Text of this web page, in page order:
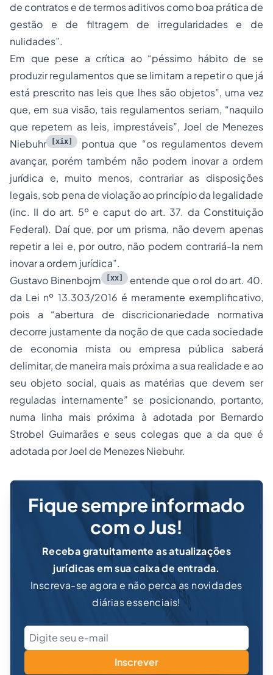
de contratos e de termos aditivos como boa prática de
gestão e de filtragem de irregularidades e de
nulidades”.
Em que pese a crítica ao “péssimo hábito de se
produzir regulamentos que se limitam a repetir o que já
está prescrito nas leis que lhes são objetos”, uma vez
que, em sua visão, tais regulamentos seriam, “naquilo
que repetem as leis, imprestáveis”, Joel de Menezes
Niebuhr
[xix] pontua que “os regulamentos devem
avançar, porém também não podem inovar a ordem
jurídica e, muito menos, contrariar as disposições
legais, sob pena de violação ao princípio da legalidade
(inc. II do art. 5º e caput do art. 37. da Constituição
Federal). Daí que, por um prisma, não devem apenas
repetir a lei e, por outro, não podem contrariá-la nem
inovar a ordem jurídica”.
Gustavo Binenbojm
[xx]
entende que o rol do art. 40.
da Lei nº 13.303/2016 é meramente exemplificativo,
pois a “abertura de discricionariedade normativa
decorre justamente da noção de que cada sociedade
de economia mista ou empresa pública saberá
delimitar, de maneira mais próxima a sua realidade e ao
seu objeto social, quais as matérias que devem ser
reguladas internamente” se posicionando, portanto,
numa linha mais próxima à adotada por Bernardo
Strobel Guimarães e seus colegas que a da que é
adotada por Joel de Menezes Niebuhr.
Fique sempre informado
com o Jus!
Receba gratuitamente as atualizações
jurídicas em sua caixa de entrada.
Inscreva-se agora e não perca as novidades
diárias essenciais!
Inscrever